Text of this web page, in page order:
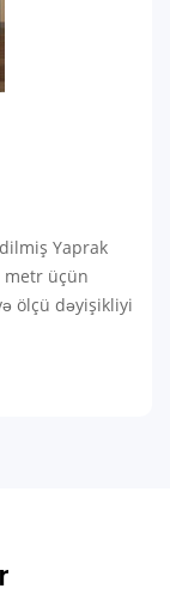
Yaprak
metr üçün
ölçü dəyişikliyi